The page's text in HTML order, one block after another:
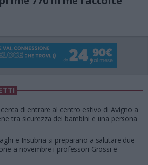
di entrare al centro estivo di Avigno a
tra sicurezza dei bambini e una persona
e Insubria si preparano a salutare due
a novembre i professori Grossi e